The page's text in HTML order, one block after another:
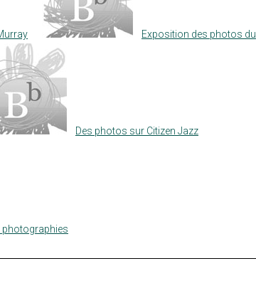
Exposition des photos du
Des photos sur Citizen Jazz
photographies